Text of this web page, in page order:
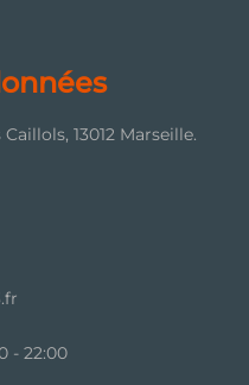
13012 Marseille.
- 22:00